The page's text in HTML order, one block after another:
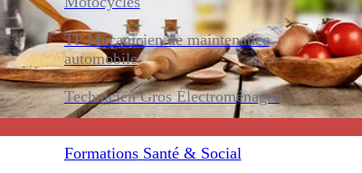
TP Mécanicien de maintenance
automobile
Technicien Gros Électroménager
Formations Santé & Social